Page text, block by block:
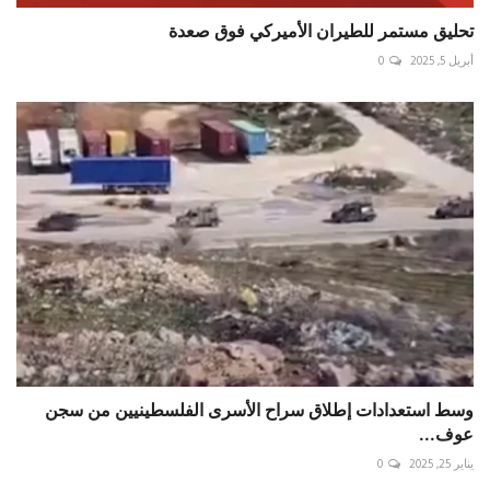
تحليق مستمر للطيران الأميركي فوق صعدة
أبريل 5, 2025 0
‏وسط استعدادات إطلاق سراح الأسرى الفلسطينيين من سجن
عوف...
يناير 25, 2025 0